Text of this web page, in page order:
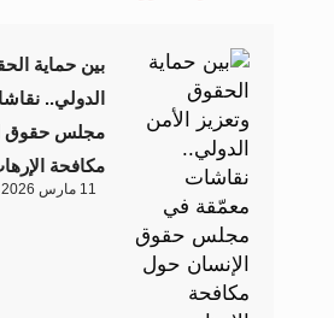
بين حماية
الدولي..
مجلس حقوق
مكافحة
11 مارس 2026 - 09:30